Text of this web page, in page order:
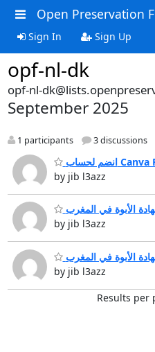
Open Preservation
Sign In Sign Up
opf-nl-dk
opf-nl-
September 2025
1 participants 3 discussions
by jib l3azz
الأبوة في المغرب
by jib l3azz
الأبوة في المغرب
by jib l3azz
Results per